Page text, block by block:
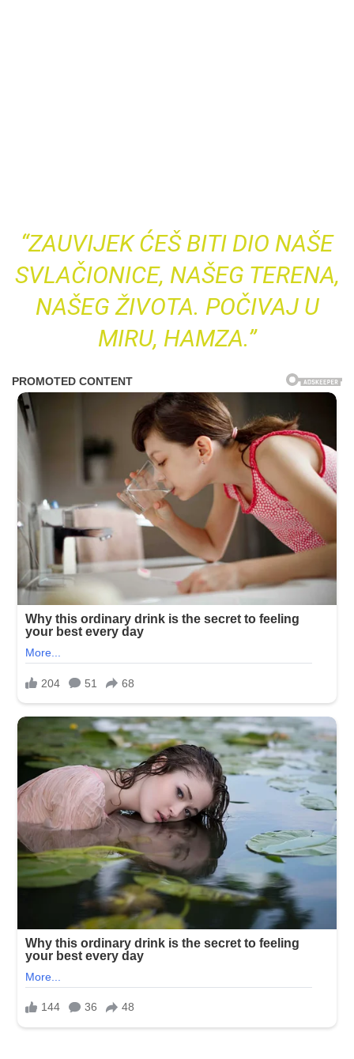
“ZAUVIJEK ĆEŠ BITI DIO NAŠE
SVLAČIONICE, NAŠEG TERENA,
NAŠEG ŽIVOTA. POČIVAJ U
MIRU, HAMZA.”